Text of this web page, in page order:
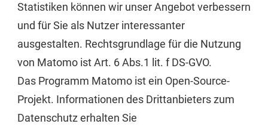
Statistiken können wir unser Angebot verbessern
und für Sie als Nutzer interessanter
ausgestalten. Rechtsgrundlage für die Nutzung
von Matomo ist Art. 6 Abs.1 lit. f DS-GVO.
Das Programm Matomo ist ein Open-Source-
Projekt. Informationen des Drittanbieters zum
Datenschutz erhalten Sie